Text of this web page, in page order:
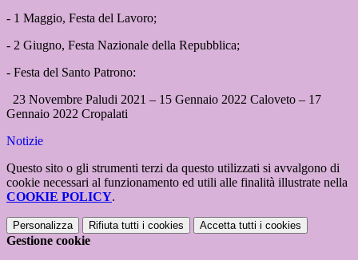
- 1 Maggio, Festa del Lavoro;
- 2 Giugno, Festa Nazionale della Repubblica;
- Festa del Santo Patrono:
23 Novembre Paludi 2021 – 15 Gennaio 2022 Caloveto – 17
Gennaio 2022 Cropalati
Notizie
Questo sito o gli strumenti terzi da questo utilizzati si avvalgono di
cookie necessari al funzionamento ed utili alle finalità illustrate nella
COOKIE POLICY.
Personalizza Rifiuta tutti i cookies Accetta tutti i cookies
Gestione cookie